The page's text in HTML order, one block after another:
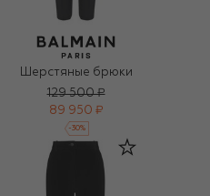
Шерстяные брюки
129 500 ₽
89 950 ₽
-30%